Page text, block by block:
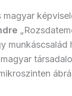
magyar
munkáscsalád